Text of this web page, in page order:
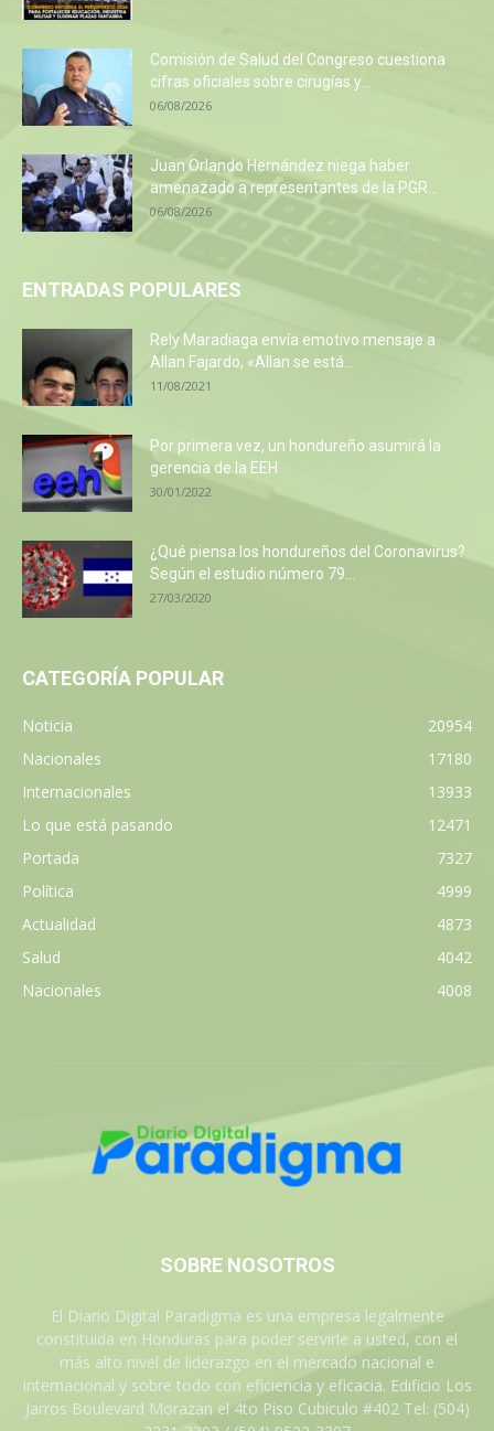
Comisión de Salud del Congreso cuestiona
cifras oficiales sobre cirugías y...
06/08/2026
Juan Orlando Hernández niega haber
amenazado a representantes de la PGR...
06/08/2026
ENTRADAS POPULARES
Rely Maradiaga envía emotivo mensaje a
Allan Fajardo, «Allan se está...
11/08/2021
Por primera vez, un hondureño asumirá la
gerencia de la EEH
30/01/2022
¿Qué piensa los hondureños del Coronavirus?
Según el estudio número 79...
27/03/2020
CATEGORÍA POPULAR
Noticia
20954
Nacionales
17180
Internacionales
13933
Lo que está pasando
12471
Portada
7327
Política
4999
Actualidad
4873
Salud
4042
Nacionales
4008
SOBRE NOSOTROS
El Diario Digital Paradigma es una empresa legalmente
constituida en Honduras para poder servirle a usted, con el
más alto nivel de liderazgo en el mercado nacional e
internacional y sobre todo con eficiencia y eficacia. Edificio Los
Jarros Boulevard Morazan el 4to Piso Cubiculo #402 Tel: (504)